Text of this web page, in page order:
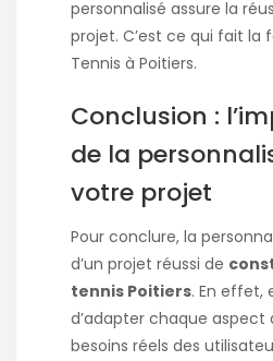
personnalisé assure la
projet. C’est ce qui fait la
Tennis à Poitiers.
Conclusion :
de la
votre projet
Pour conclure, la
d’un projet réussi de
tennis Poitiers. En effet,
d’adapter chaque aspect
besoins réels des